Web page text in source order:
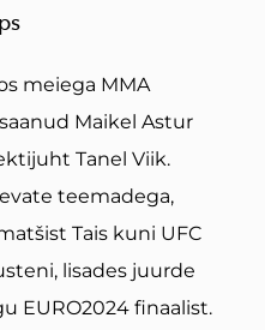
meiega MMA
Maikel Astur
Tanel Viik.
teemadega,
Tais kuni UFC
lisades juurde
EURO2024 finaalist.